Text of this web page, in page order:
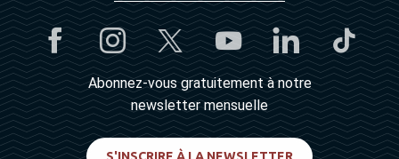
Abonnez-vous gratuitement à notre
newsletter mensuelle